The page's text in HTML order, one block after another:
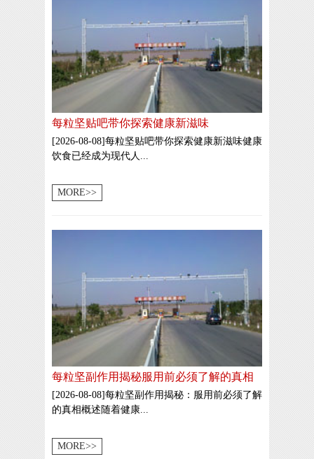
每粒坚贴吧带你探索健康新滋味
[2026-08-08]每粒坚贴吧带你探索健康新滋味健康
饮食已经成为现代人...
MORE>>
每粒坚副作用揭秘服用前必须了解的真相
[2026-08-08]每粒坚副作用揭秘：服用前必须了解
的真相概述随着健康...
MORE>>